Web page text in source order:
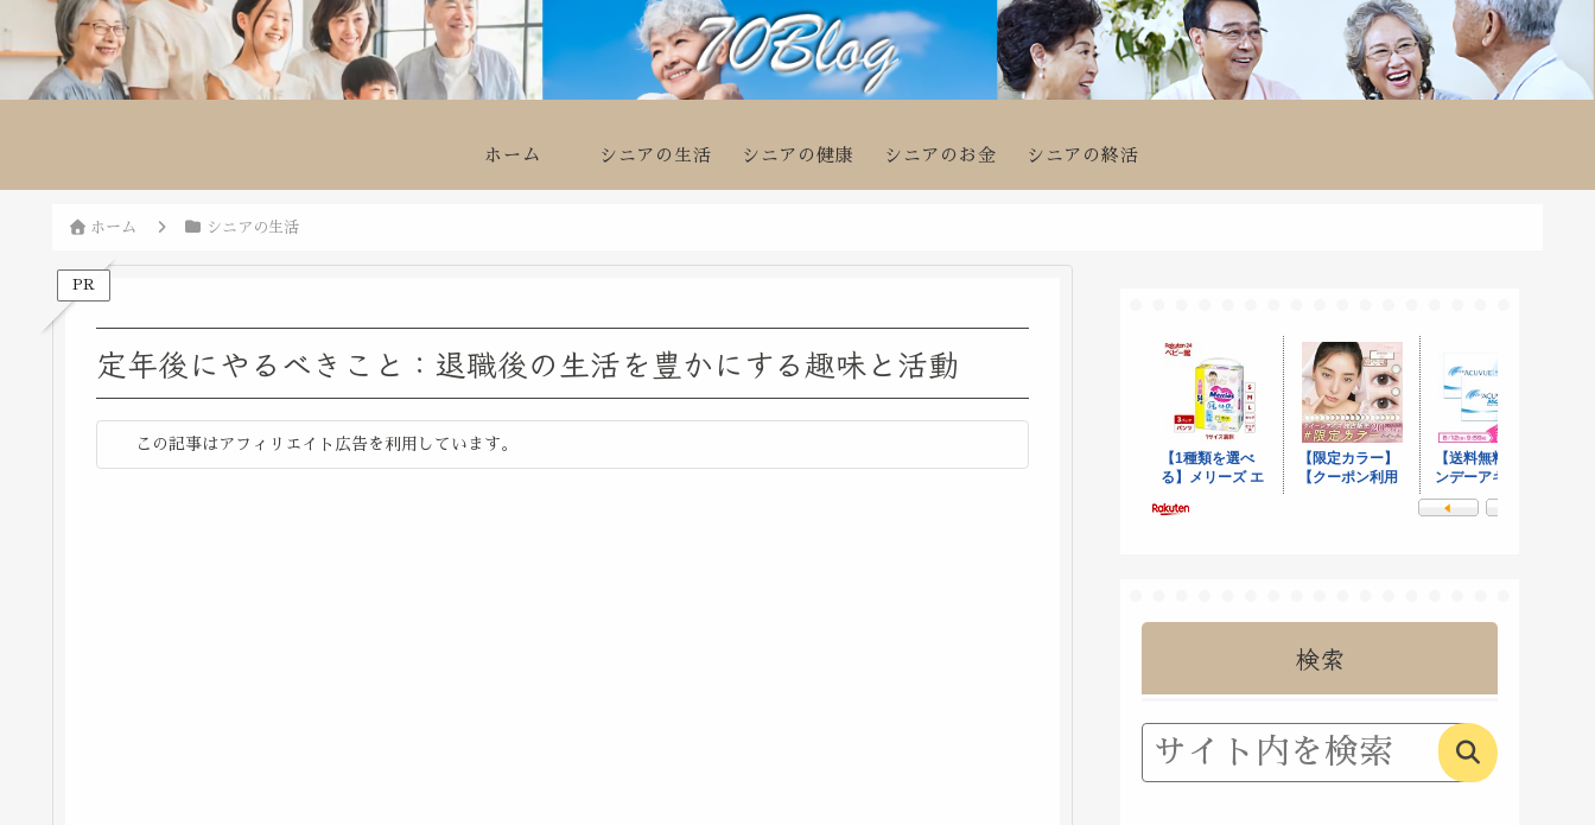
ホーム シニアの生活 シニアの健康 シニアのお金 シニアの終活
ホーム シニアの生活
PR
定年後にやるべきこと：退職後の生活を豊かにする趣味と活動
この記事はアフィリエイト広告を利用しています。
検索